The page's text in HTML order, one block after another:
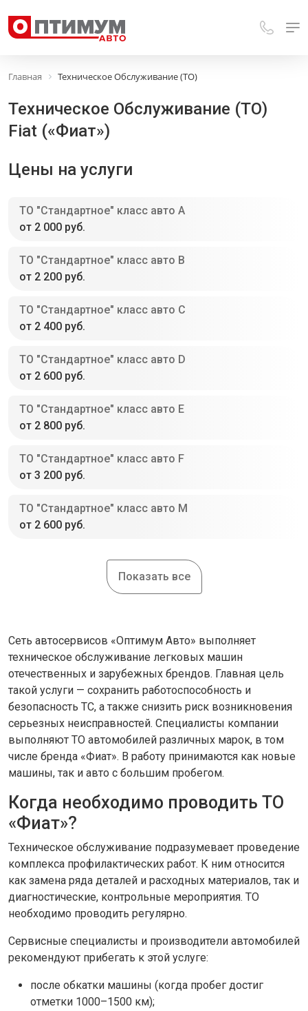
Главная Техническое Обслуживание (ТО)
Техническое Обслуживание (ТО)
Fiat («Фиат»)
Цены на услуги
ТО "Стандартное" класс авто A
от 2 000 руб.
ТО "Стандартное" класс авто В
от 2 200 руб.
ТО "Стандартное" класс авто С
от 2 400 руб.
ТО "Стандартное" класс авто D
от 2 600 руб.
ТО "Стандартное" класс авто E
от 2 800 руб.
ТО "Стандартное" класс авто F
от 3 200 руб.
ТО "Стандартное" класс авто M
от 2 600 руб.
Показать все
Сеть автосервисов «Оптимум Авто» выполняет
техническое обслуживание легковых машин
отечественных и зарубежных брендов. Главная цель
такой услуги — сохранить работоспособность и
безопасность ТС, а также снизить риск возникновения
серьезных неисправностей. Специалисты компании
выполняют ТО автомобилей различных марок, в том
числе бренда «Фиат». В работу принимаются как новые
машины, так и авто с большим пробегом.
Когда необходимо проводить ТО
«Фиат»?
Техническое обслуживание подразумевает проведение
комплекса профилактических работ. К ним относится
как замена ряда деталей и расходных материалов, так и
диагностические, контрольные мероприятия. ТО
необходимо проводить регулярно.
Сервисные специалисты и производители автомобилей
рекомендуют прибегать к этой услуге:
после обкатки машины (когда пробег достиг
отметки 1000–1500 км);